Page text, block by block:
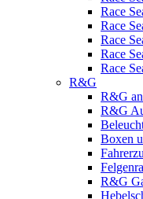
Race
Race
Race
Race
Race
R&G
R&G
R&G
Boxen
R&G